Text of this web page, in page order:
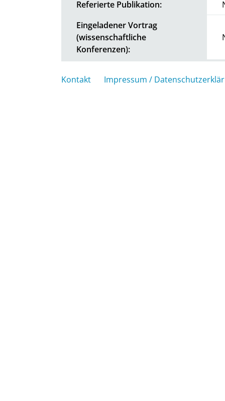
Referierte Publikation:
Eingeladener Vortrag
(wissenschaftliche
Konferenzen):
Kontakt Impressum /